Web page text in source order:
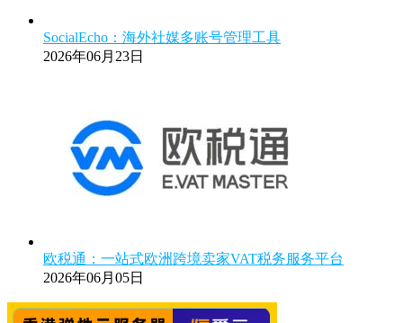
SocialEcho：海外社媒多账号管理工具
2026年06月23日
欧税通：一站式欧洲跨境卖家VAT税务服务平台
2026年06月05日